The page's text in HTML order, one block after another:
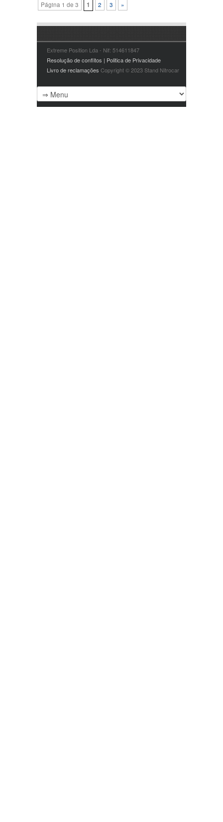
Página 1 de 3 1 2 3 »
Extreme Position Lda - Nif: 514611847
Resolução de conflitos | Politica de Privacidade
Livro de reclamações Copyright © 2023 Stand Nitrocar